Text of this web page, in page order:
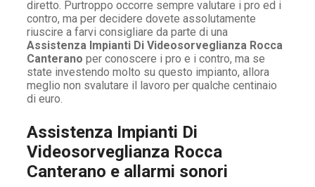
diretto. Purtroppo occorre sempre valutare i pro ed i
contro, ma per decidere dovete assolutamente
riuscire a farvi consigliare da parte di una
Assistenza Impianti Di Videosorveglianza Rocca
Canterano per conoscere i pro e i contro, ma se
state investendo molto su questo impianto, allora
meglio non svalutare il lavoro per qualche centinaio
di euro.
Assistenza Impianti Di
Videosorveglianza Rocca
Canterano e allarmi sonori